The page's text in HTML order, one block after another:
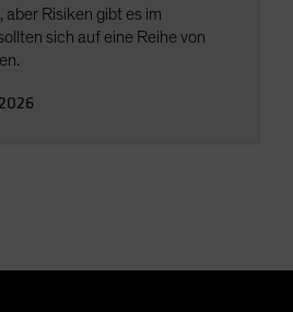
Risiken gibt es im
sich auf eine Reihe von